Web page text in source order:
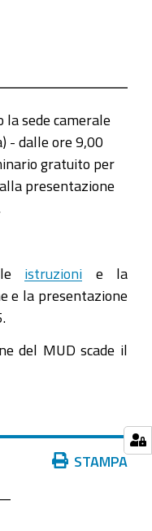
la sede camerale
- dalle ore 9,00
gratuito per
presentazione
le istruzioni e la
e la presentazione
del MUD scade il
STAMPA